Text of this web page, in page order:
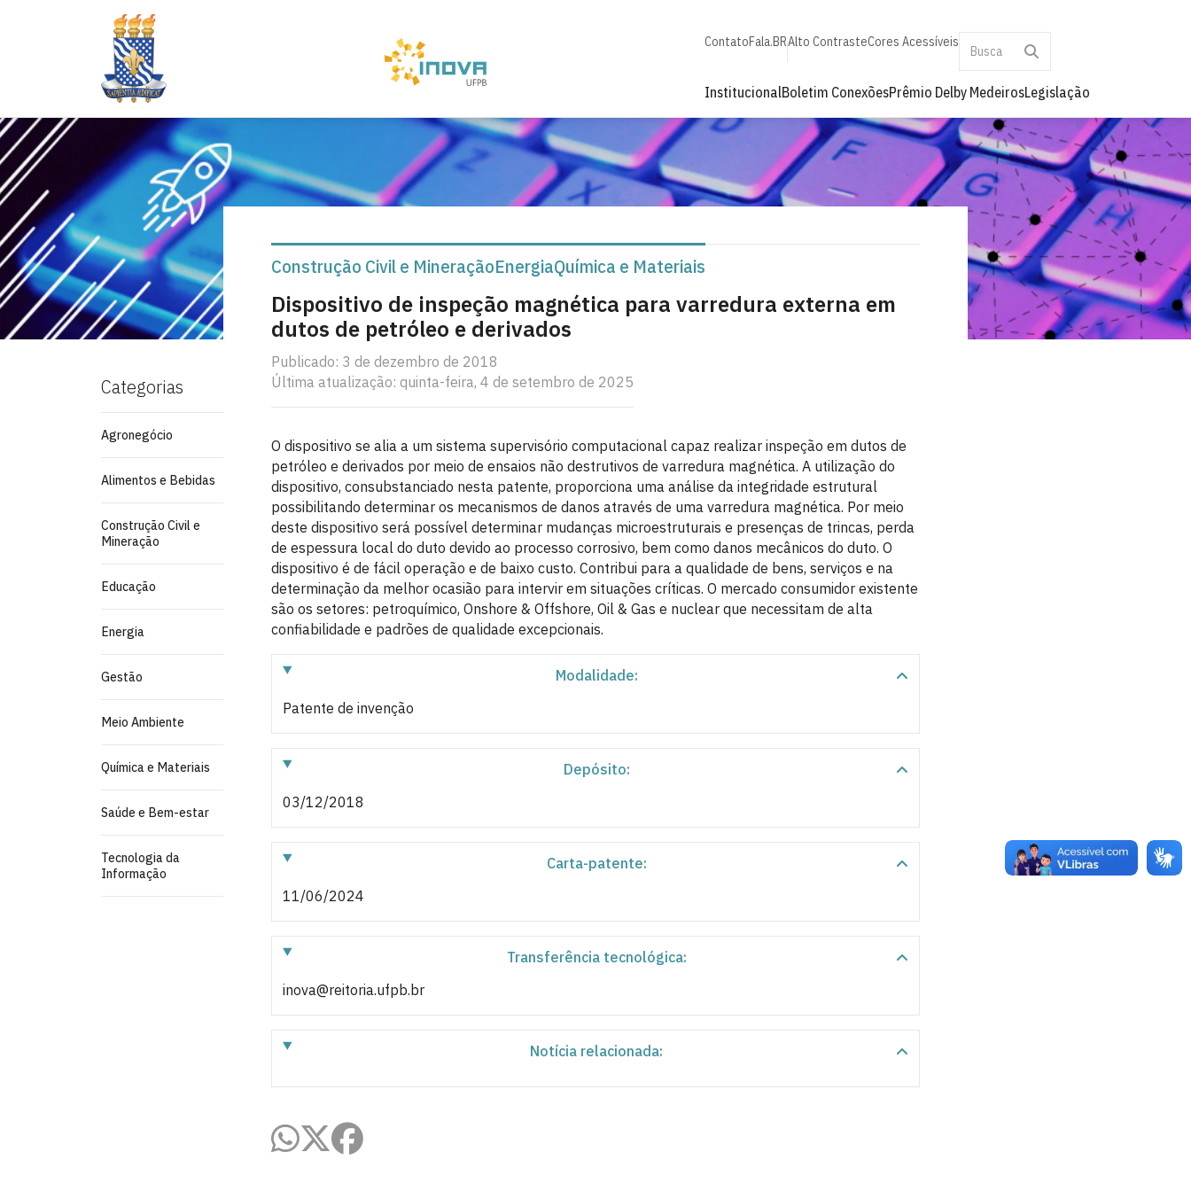
ContatoFala.BRAlto ContrasteCores Acessíveis
InstitucionalBoletim ConexõesPrêmio Delby MedeirosLegislação
Categorias
Agronegócio
Alimentos e Bebidas
Construção Civil e
Mineração
Educação
Energia
Gestão
Meio Ambiente
Química e Materiais
Saúde e Bem-estar
Tecnologia da
Informação
Construção Civil e MineraçãoEnergiaQuímica e Materiais
Dispositivo de inspeção magnética para varredura externa em
dutos de petróleo e derivados
Publicado: 3 de dezembro de 2018
Última atualização: quinta-feira, 4 de setembro de 2025
O dispositivo se alia a um sistema supervisório computacional capaz realizar inspeção em dutos de
petróleo e derivados por meio de ensaios não destrutivos de varredura magnética. A utilização do
dispositivo, consubstanciado nesta patente, proporciona uma análise da integridade estrutural
possibilitando determinar os mecanismos de danos através de uma varredura magnética. Por meio
deste dispositivo será possível determinar mudanças microestruturais e presenças de trincas, perda
de espessura local do duto devido ao processo corrosivo, bem como danos mecânicos do duto. O
dispositivo é de fácil operação e de baixo custo. Contribui para a qualidade de bens, serviços e na
determinação da melhor ocasião para intervir em situações críticas. O mercado consumidor existente
são os setores: petroquímico, Onshore & Offshore, Oil & Gas e nuclear que necessitam de alta
confiabilidade e padrões de qualidade excepcionais.
Modalidade:
Patente de invenção
Depósito:
03/12/2018
Carta-patente:
11/06/2024
Transferência tecnológica:
inova@reitoria.ufpb.br
Notícia relacionada: